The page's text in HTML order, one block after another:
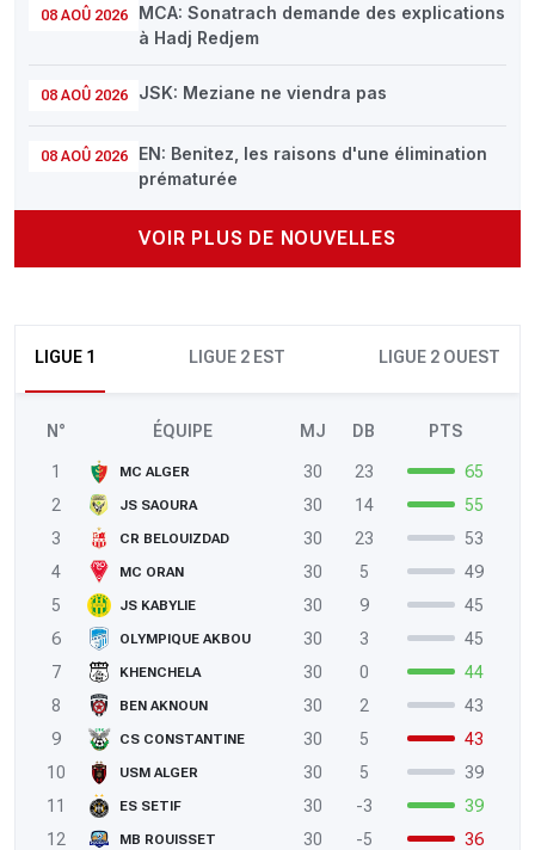
08 AOÛ 2026
MCA: Sonatrach demande des explications
à Hadj Redjem
08 AOÛ 2026 JSK: Meziane ne viendra pas
08 AOÛ 2026
EN: Benitez, les raisons d'une élimination
prématurée
VOIR PLUS DE NOUVELLES
LIGUE 1 LIGUE 2 EST LIGUE 2 OUEST
N° ÉQUIPE MJ DB PTS
1 MC ALGER 30 23
65
2
JS SAOURA 30 14
55
3
CR BELOUIZDAD 30 23
53
4
MC ORAN 30 5
49
5
JS KABYLIE 30 9
45
6
OLYMPIQUE AKBOU 30 3
45
7
KHENCHELA 30 0
44
8
BEN AKNOUN 30 2
43
9
CS CONSTANTINE 30 5
43
10
USM ALGER 30 5
39
11
ES SETIF 30 -3
39
12
MB ROUISSET 30 -5
36